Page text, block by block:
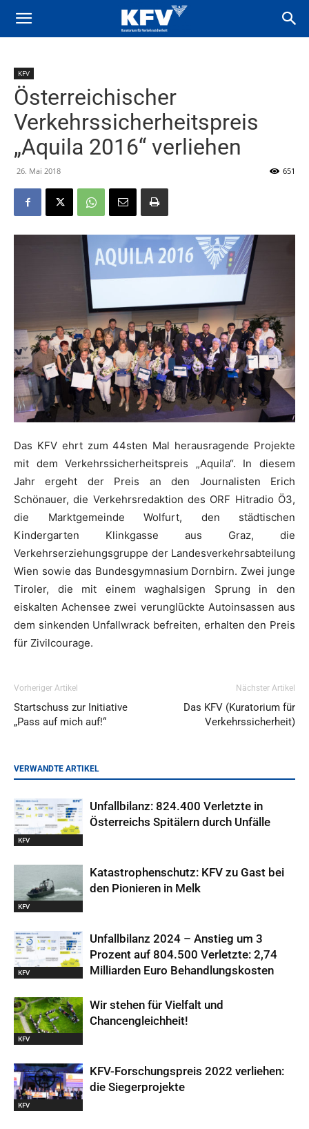
KFV
Österreichischer
Verkehrssicherheitspreis
„Aquila 2016“ verliehen
26. Mai 2018 651
Das KFV ehrt zum 44sten Mal herausragende Projekte
mit dem Verkehrssicherheitspreis „Aquila“. In diesem
Jahr ergeht der Preis an den Journalisten Erich
Schönauer, die Verkehrsredaktion des ORF Hitradio Ö3,
die Marktgemeinde Wolfurt, den städtischen
Kindergarten Klinkgasse aus Graz, die
Verkehrserziehungsgruppe der Landesverkehrsabteilung
Wien sowie das Bundesgymnasium Dornbirn. Zwei junge
Tiroler, die mit einem waghalsigen Sprung in den
eiskalten Achensee zwei verunglückte Autoinsassen aus
dem sinkenden Unfallwrack befreiten, erhalten den Preis
für Zivilcourage.
Vorheriger Artikel
Startschuss zur Initiative
„Pass auf mich auf!“
Nächster Artikel
Das KFV (Kuratorium für
Verkehrssicherheit)
VERWANDTE ARTIKEL
KFV
Unfallbilanz: 824.400 Verletzte in
Österreichs Spitälern durch Unfälle
KFV
Katastrophenschutz: KFV zu Gast bei
den Pionieren in Melk
KFV
Unfallbilanz 2024 – Anstieg um 3
Prozent auf 804.500 Verletzte: 2,74
Milliarden Euro Behandlungskosten
KFV
Wir stehen für Vielfalt und
Chancengleichheit!
KFV
KFV-Forschungspreis 2022 verliehen:
die Siegerprojekte